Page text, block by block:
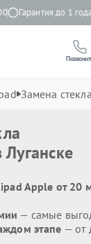
Гарантия до 1 года
Замена стекла
Луганске
Apple от 20
— самые
этапе — от